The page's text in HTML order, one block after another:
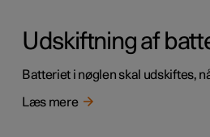
Udskiftning af
Batteriet i nøglen skal udskiftes,
Læs mere